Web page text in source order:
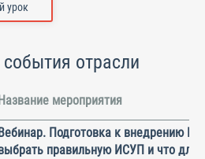
урок
отрасли
Название мероприятия
Вебинар. Подготовка к внедрению
правильную ИСУП и что для